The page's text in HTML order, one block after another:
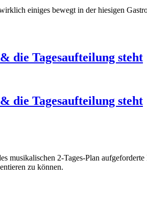
einiges bewegt in der hiesigen
die Tagesaufteilung steht
die Tagesaufteilung steht
musikalischen 2-Tages-Plan
zu können.